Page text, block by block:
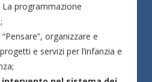
programmazione
organizzare e
e servizi per l’infanzia e